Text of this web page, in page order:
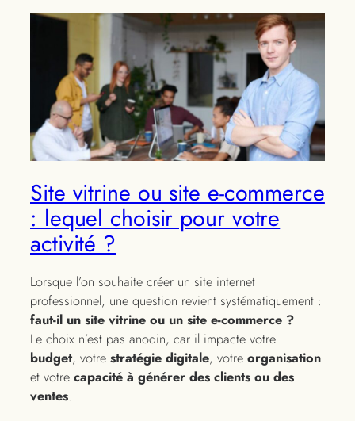
Site vitrine ou site e-commerce
: lequel choisir pour votre
activité ?
Lorsque l’on souhaite créer un site internet
professionnel, une question revient systématiquement :
faut-il un site vitrine ou un site e-commerce ?
Le choix n’est pas anodin, car il impacte votre
budget, votre stratégie digitale, votre organisation
et votre capacité à générer des clients ou des
ventes.